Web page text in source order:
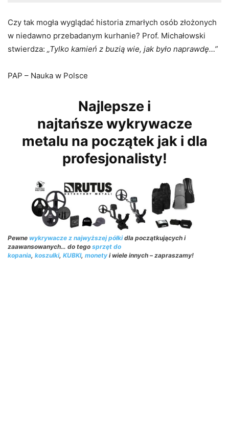
Czy tak mogła wyglądać historia zmarłych osób złożonych
w niedawno przebadanym kurhanie? Prof. Michałowski
stwierdza: „Tylko kamień z buzią wie, jak było naprawdę…”
PAP – Nauka w Polsce
Najlepsze i
najtańsze wykrywacze
metalu na początek jak i dla
profesjonalisty!
Pewne wykrywacze z najwyższej półkidla początkujących i
zaawansowanych… do tego sprzęt do
kopania, koszulki, KUBKI, monety i wiele innych – zapraszamy!